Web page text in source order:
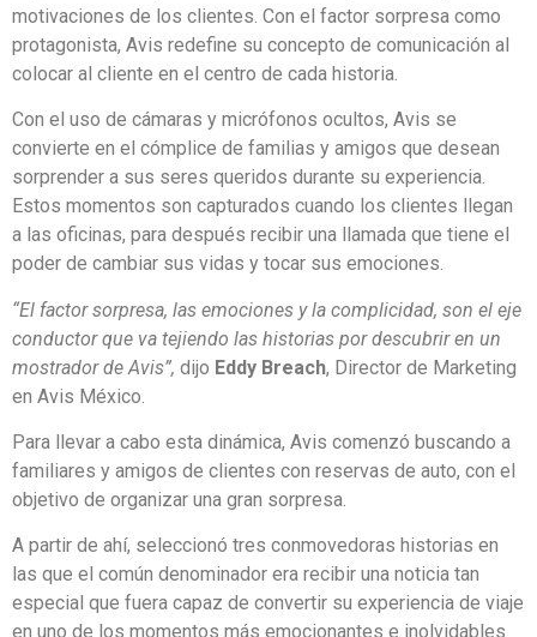
motivaciones de los clientes. Con el factor sorpresa como
protagonista, Avis redefine su concepto de comunicación al
colocar al cliente en el centro de cada historia.
Con el uso de cámaras y micrófonos ocultos, Avis se
convierte en el cómplice de familias y amigos que desean
sorprender a sus seres queridos durante su experiencia.
Estos momentos son capturados cuando los clientes llegan
a las oficinas, para después recibir una llamada que tiene el
poder de cambiar sus vidas y tocar sus emociones.
“El factor sorpresa, las emociones y la complicidad, son el eje
conductor que va tejiendo las historias por descubrir en un
mostrador de Avis”, dijo Eddy Breach, Director de Marketing
en Avis México.
Para llevar a cabo esta dinámica, Avis comenzó buscando a
familiares y amigos de clientes con reservas de auto, con el
objetivo de organizar una gran sorpresa.
A partir de ahí, seleccionó tres conmovedoras historias en
las que el común denominador era recibir una noticia tan
especial que fuera capaz de convertir su experiencia de viaje
en uno de los momentos más emocionantes e inolvidables